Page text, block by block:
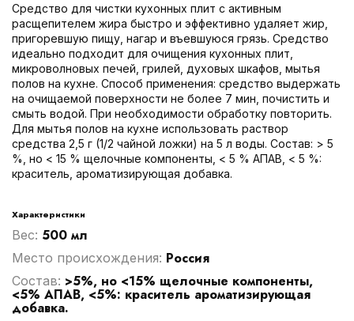
Средство для чистки кухонных плит с активным
расщепителем жира быстро и эффективно удаляет жир,
пригоревшую пищу, нагар и въевшуюся грязь. Средство
идеально подходит для очищения кухонных плит,
микроволновых печей, грилей, духовых шкафов, мытья
полов на кухне. Способ применения: средство выдержать
на очищаемой поверхности не более 7 мин, почистить и
смыть водой. При необходимости обработку повторить.
Для мытья полов на кухне использовать раствор
средства 2,5 г (1/2 чайной ложки) на 5 л воды. Состав: > 5
%, но < 15 % щелочные компоненты, < 5 % АПАВ, < 5 %:
краситель, ароматизирующая добавка.
Характеристики
Вес: 500 мл
Место происхождения: Россия
Cостав: >5%, но <15% щелочные компоненты,
<5% АПАВ, <5%: краситель ароматизирующая
добавка.